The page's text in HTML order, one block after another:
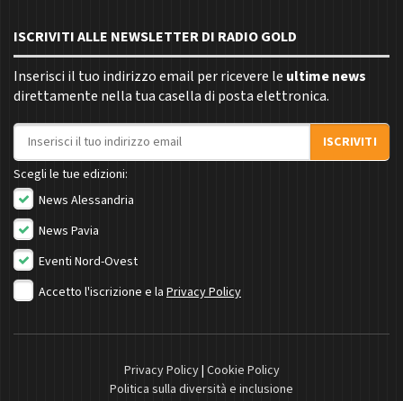
ISCRIVITI ALLE NEWSLETTER DI RADIO GOLD
Inserisci il tuo indirizzo email per ricevere le ultime news
direttamente nella tua casella di posta elettronica.
Indirizzo email
ISCRIVITI
Scegli le tue edizioni:
News Alessandria
News Pavia
Eventi Nord-Ovest
Accetto l'iscrizione e la Privacy Policy
Privacy Policy| Cookie Policy
Politica sulla diversità e inclusione